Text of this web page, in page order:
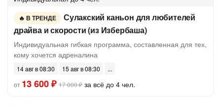
В ТРЕНДЕ
Сулакский каньон для любителей
драйва и скорости (из Избербаша)
Индивидуальная гибкая программа, составленная для тех,
кому хочется адреналина
14 авг в 08:30
15 авг в 08:30
от 13 600 ₽ 17 000 ₽ за всё до 4 чел.